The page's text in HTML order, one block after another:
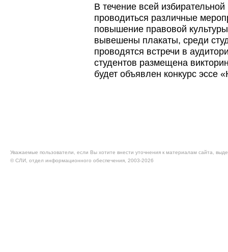
В течение всей
проводиться различные
повышение правовой
вывешены плакаты, среди
проводятся встречи в
студентов размещена
будет объявлен конкурс эссе
Уважаемые пользователи, если Вы хотите внести уточнения к материалам сайта,
© CЛИ, отдел информационного обеспечения, 2003-2026